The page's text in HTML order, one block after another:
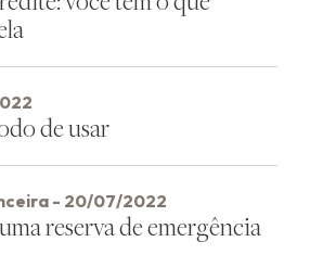
de usar
- 20/07/2022
reserva de emergência